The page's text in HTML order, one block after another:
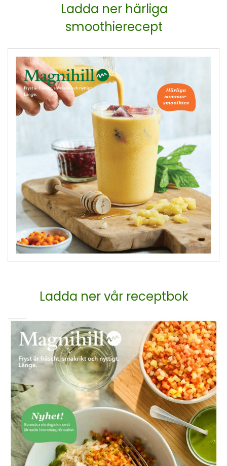
Ladda ner härliga
smoothierecept
Ladda ner vår receptbok